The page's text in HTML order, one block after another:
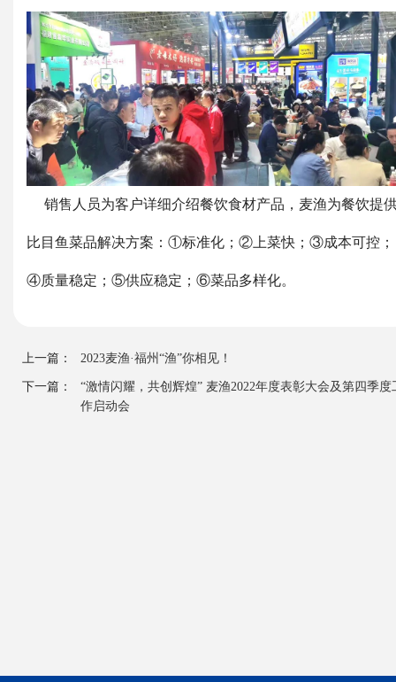
销售人员为客户详细介绍餐饮食材产品，麦渔为餐饮提
比目鱼菜品解决方案：①标准化；②上菜快；③成本可控；
④质量稳定；⑤供应稳定；⑥菜品多样化。
上一篇： 2023麦渔·福州“渔”你相见！
下一篇：
“激情闪耀，共创辉煌” 麦渔2022年度表彰大会及第四季度
作启动会